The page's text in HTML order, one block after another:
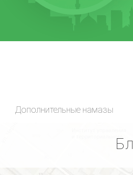
Дополнительные намазы